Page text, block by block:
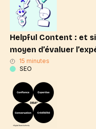
Helpful Content : et
moyen d’évaluer
15 minutes
SEO